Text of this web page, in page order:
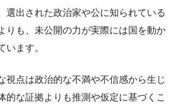
選出された政治家や公に知られている
りも、未公開の力が実際には国を動か
います。
視点は政治的な不満や不信感から生じ
的な証拠よりも推測や仮定に基づくこ